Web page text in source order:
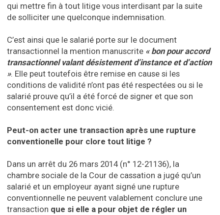
qui mettre fin à tout litige vous interdisant par la suite
de solliciter une quelconque indemnisation.
C’est ainsi que le salarié porte sur le document
transactionnel la mention manuscrite « bon pour accord
transactionnel valant désistement d’instance et d’action
». Elle peut toutefois être remise en cause si les
conditions de validité n’ont pas été respectées ou si le
salarié prouve qu’il a été forcé de signer et que son
consentement est donc vicié.
Peut-on acter une transaction après une rupture
conventionelle pour clore tout litige ?
Dans un arrêt du 26 mars 2014 (n° 12-21136), la
chambre sociale de la Cour de cassation a jugé qu’un
salarié et un employeur ayant signé une rupture
conventionnelle ne peuvent valablement conclure une
transaction que si elle a pour objet de régler un